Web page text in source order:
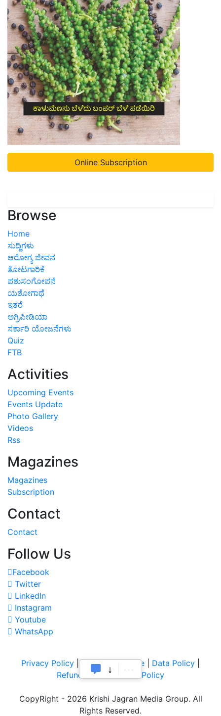
Online Subscription
Browse
Home
ಸುದ್ದಿಗಳು
ಆರೋಗ್ಯ ಜೀವನ
ತೋಟಗಾರಿಕೆ
ಪಶುಸಂಗೋಪನೆ
ಯಶೋಗಾಥೆ
ಇತರೆ
ಅಗ್ರಿಪೀಡಿಯಾ
ಸರ್ಕಾರಿ ಯೋಜನೆಗಳು
Quiz
FTB
Activities
Upcoming Events
Events Update
Photo Gallery
Videos
Rss
Magazines
Magazines
Subscription
Contact
Contact
Follow Us
Facebook
Twitter
LinkedIn
Instagram
Youtube
WhatsApp
Privacy Policy |Terms of Service Data Policy
Refund & Cancellation Policy
CopyRight - 2026 Krishi Jagran Media Group. All
Rights Reserved.